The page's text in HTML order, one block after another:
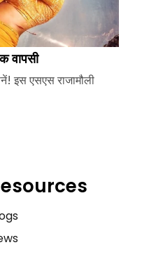
वापसी
इस एसएस राजामौली